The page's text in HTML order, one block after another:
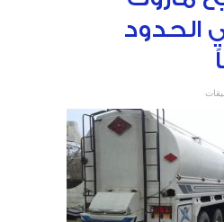
الحدود
التدفئة
في
حالياً
مغلقة